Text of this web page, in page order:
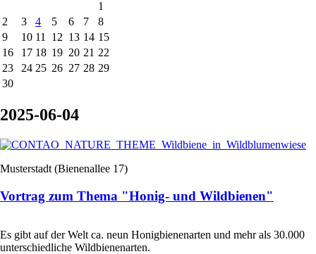
1
2
3 4 5 6 7
8
9
10 11 12 13 14 15
16
17 18 19 20 21 22
23
24 25 26 27 28 29
30
2025-06-04
Musterstadt(Bienenallee 17)
Vortrag zum Thema "Honig- und Wildbienen"
Es gibt auf der Welt ca. neun Honigbienenarten und mehr als 30.000
unterschiedliche Wildbienenarten.